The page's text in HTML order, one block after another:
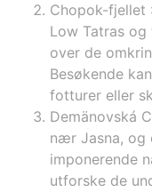
Chopok-fjellet
Low Tatras
over de
Besøkende
fotturer eller
Demänovská
nær Jasna, og
imponerende
utforske de